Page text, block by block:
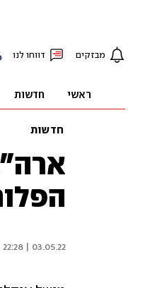
מבזקים דווחו לנו
ראשי חדשות
חדשות
03.05.22 | 22:28